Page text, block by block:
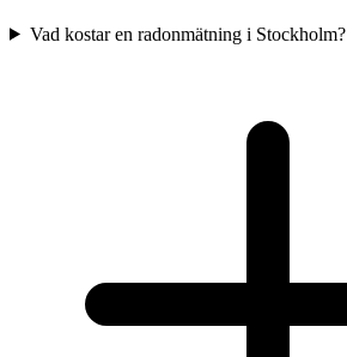
Vad kostar en radonmätning i Stockholm?